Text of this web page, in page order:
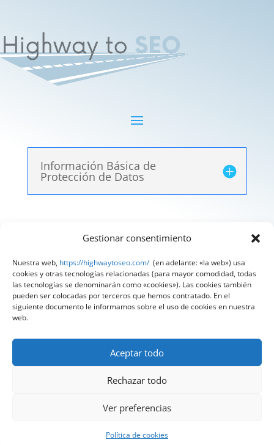
Gestionar consentimiento
Nuestra web, https://highwaytoseo.com/ (en adelante: «la web») usa
cookies y otras tecnologías relacionadas (para mayor comodidad, todas
las tecnologías se denominarán como «cookies»). Las cookies también
pueden ser colocadas por terceros que hemos contratado. En el
siguiente documento le informamos sobre el uso de cookies en nuestra
web.
Aceptar todo
Rechazar todo
Ver preferencias
Política de cookies
Información Básica de
Protección de Datos
Aviso Legal|Política de Privacidad|
@ 2025 Diseñado porHighWay To Seo | Textos
legales LSSI y RGPD creados porSpain
Compliance«Tu Compliance de confianza»
¿Quieres hablar con nuestros expertos?